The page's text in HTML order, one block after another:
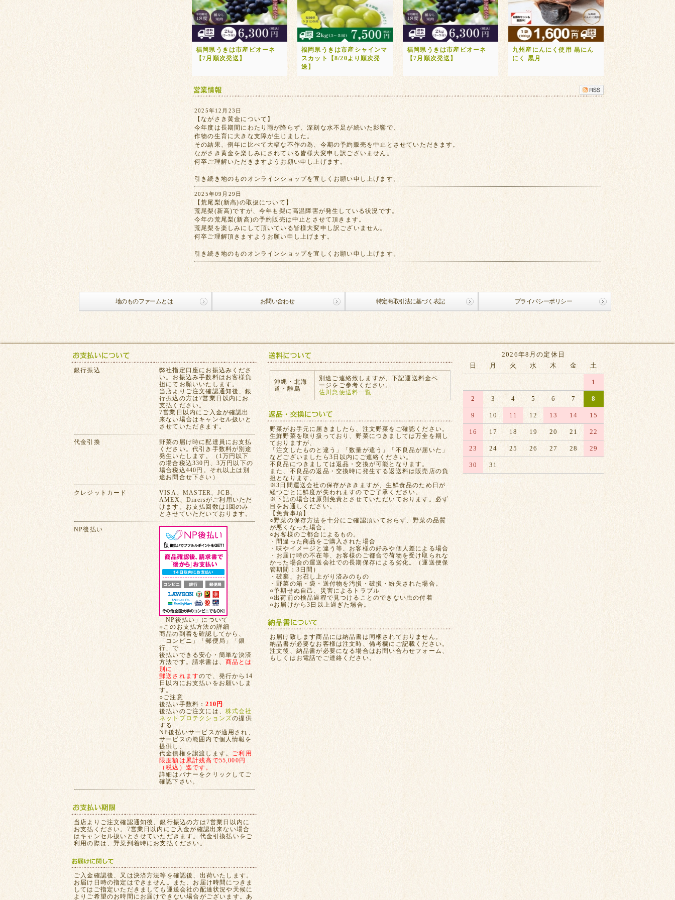
福岡県うきは市産ピオーネ
【7月順次発送】
福岡県うきは市産シャインマ
スカット【8/20より順次発
送】
福岡県うきは市産ピオーネ
【7月順次発送】
九州産にんにく使用 黒にん
にく 黒月
2025年12月23日
【ながさき黄金について】
今年度は長期間にわたり雨が降らず、深刻な水不足が続いた影響で、
作物の生育に大きな支障が生じました。
その結果、例年に比べて大幅な不作の為、今期の予約販売を中止とさせていただきます。
ながさき黄金を楽しみにされている皆様大変申し訳ございません。
何卒ご理解いただきますようお願い申し上げます。
引き続き地のものオンラインショップを宜しくお願い申し上げます。
2025年09月29日
【荒尾梨(新高)の取扱について】
荒尾梨(新高)ですが、今年も梨に高温障害が発生している状況です。
今年の荒尾梨(新高)の予約販売は中止とさせて頂きます。
荒尾梨を楽しみにして頂いている皆様大変申し訳ございません。
何卒ご理解頂きますようお願い申し上げます。
引き続き地のものオンラインショップを宜しくお願い申し上げます。
地のものファームとは お問い合わせ 特定商取引法に基づく表記 プライバシーポリシー
2026年8月の定休日
日
月 火 水 木 金 土
1
2 3 4 5 6 7 8
9 10 11 12 13 14 15
16 17 18 19 20 21 22
23 24 25 26 27 28 29
30 31
銀行振込
弊社指定口座にお振込みくださ
い。お振込み手数料はお客様負
担にてお願いいたします。
当店よりご注文確認通知後、銀
行振込の方は7営業日以内にお
支払ください。
7営業日以内にご入金が確認出
来ない場合はキャンセル扱いと
させていただきます。
代金引換
野菜の届け時に配達員にお支払
ください。代引き手数料が別途
発生いたします。（1万円以下
の場合税込330円、3万円以下の
場合税込440円。それ以上は別
途お問合せ下さい）
クレジットカード
VISA、MASTER、JCB、
AMEX、Dinersがご利用いただ
けます。お支払回数は1回のみ
とさせていただいております。
NP後払い
「NP後払い」について
○このお支払方法の詳細
商品の到着を確認してから、
「コンビニ」「郵便局」「銀
行」で
後払いできる安心・簡単な決済
方法です。請求書は、 商品とは
別に
郵送されますので、発行から14
日以内にお支払いをお願いしま
す。
○ご注意
後払い手数料：210円
後払いのご注文には、 株式会社
ネットプロテクションズの提供
する
NP後払いサービスが適用され、
サービスの範囲内で個人情報を
提供し、
代金債権を譲渡します。 ご利用
限度額は累計残高で55,000円
（税込）迄です。
詳細はバナーをクリックしてご
確認下さい。
当店よりご注文確認通知後、銀行振込の方は7営業日以内に
お支払ください。7営業日以内にご入金が確認出来ない場合
はキャンセル扱いとさせていただきます。代金引換払いをご
利用の際は、野菜到着時にお支払ください。
ご入金確認後、又は決済方法等を確認後、出荷いたします。
お届け日時の指定はできません。また、お届け時間につきま
してはご指定いただきましても運送会社の配達状況や天候に
よりご希望のお時間にお届けできない場合がございます。あ
沖縄・北海
道・離島
別途ご連絡致しますが、下記運送料金ペ
ージをご参考ください。
佐川急便送料一覧
野菜がお手元に届きましたら、注文野菜をご確認ください。
生鮮野菜を取り扱っており、野菜につきましては万全を期し
ておりますが、
「注文したものと違う」「数量が違う」「不良品が届いた」
などございましたら3日以内にご連絡ください。
不良品につきましては返品・交換が可能となります。
また、不良品の返品・交換時に発生する返送料は販売店の負
担となります。
※3日間運送会社の保存がききますが、生鮮食品のため日が
経つごとに鮮度が失われますのでご了承ください。
※下記の場合は原則免責とさせていただいております。必ず
目をお通しください。
【免責事項】
○野菜の保存方法を十分にご確認頂いておらず、野菜の品質
が悪くなった場合。
○お客様のご都合によるもの。
・間違った商品をご購入された場合
・味やイメージと違う等、お客様の好みや個人差による場合
・お届け時の不在等、お客様のご都合で荷物を受け取られな
かった場合の運送会社での長期保存による劣化。（運送便保
管期間：3日間）
・破棄、お召し上がり済みのもの
・野菜の箱・袋・送付物を汚損・破損・紛失された場合。
○予期せぬ自己、災害によるトラブル
○出荷前の検品過程で見つけることのできない虫の付着
○お届けから3日以上過ぎた場合。
お届け致します商品には納品書は同梱されておりません。
納品書が必要なお客様は注文時、備考欄にご記載ください。
注文後、納品書が必要になる場合はお問い合わせフォーム、
もしくはお電話でご連絡ください。